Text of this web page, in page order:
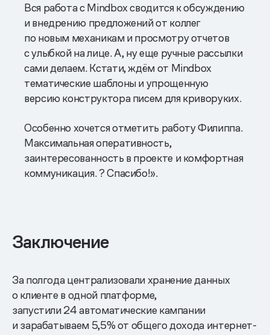
Вся работа с Mindbox сводится к обсуждению
и внедрению предложений от коллег
по новым механикам и просмотру отчетов
с улыбкой на лице. А, ну еще ручные рассылки
сами делаем. Кстати, ждём от Mindbox
тематические шаблоны и упрощенную
версию конструктора писем для криворуких.
Особенно хочется отметить работу Филиппа.
Максимальная оперативность,
заинтересованность в проекте и комфортная
коммуникация. ? Спасибо!».
Заключение
За полгода централизовали хранение данных
о клиенте в одной платформе,
запустили 24 автоматические кампании
и зарабатываем 5,5% от общего дохода интернет-